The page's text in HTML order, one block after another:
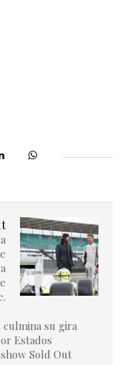
culmina su gira
Estados
Sold Out